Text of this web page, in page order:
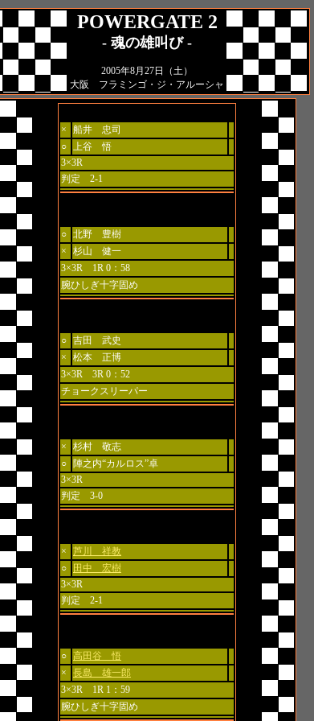
POWERGATE 2
- 魂の雄叫び -
2005年8月27日（土）
大阪 フラミンゴ・ジ・アルーシャ
×
船井 忠司
○ 上谷 悟
3×3R
判定 2-1
○ 北野 豊樹
×
杉山 健一
3×3R 1R 0：58
腕ひしぎ十字固め
○ 吉田 武史
×
松本 正博
3×3R 3R 0：52
チョークスリーパー
×
杉村 敬志
○
陣之内“カルロス”卓
3×3R
判定 3-0
×
芦川 祥教
○
田中 宏樹
3×3R
判定 2-1
○ 高田谷 悟
×
長島 雄一郎
3×3R 1R 1：59
腕ひしぎ十字固め